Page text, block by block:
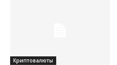
Криптовалюты